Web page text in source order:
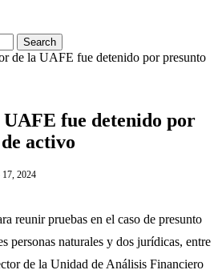
Search
de la UAFE fue detenido por presunto
fue detenido por
activo
2024
reunir pruebas en el caso de presunto
personas naturales y dos jurídicas, entre
de la Unidad de Análisis Financiero